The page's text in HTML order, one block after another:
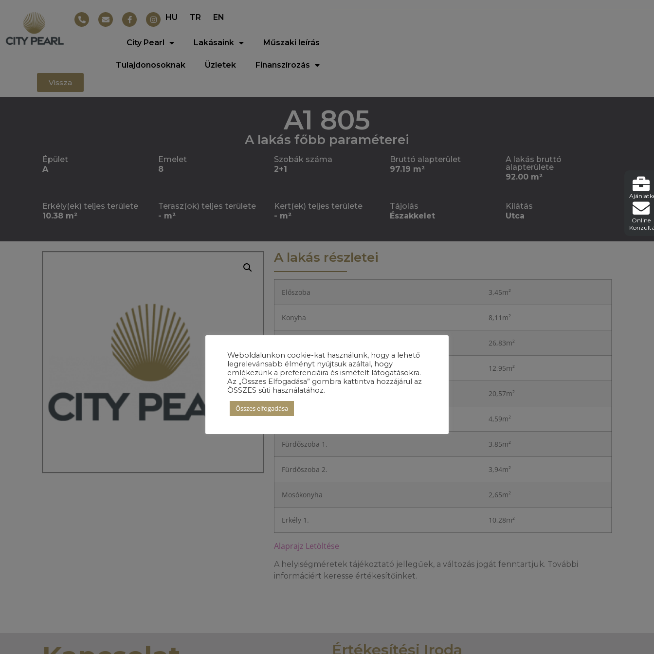
HU TR EN
City Pearl Lakásaink Műszaki leírás
Tulajdonosoknak Üzletek Finanszírozás
Online
Vissza
A1 805
A lakás főbb paraméterei
Épület
A
Emelet
8
Szobák száma
2+1
Bruttó alapterület
97.19 m²
A lakás bruttó
alapterülete
92.00 m²
Erkély(ek) teljes területe
10.38 m²
Terasz(ok) teljes területe
- m²
Kert(ek) teljes területe
- m²
Tájolás
Északkelet
Kilátás
Utca
A lakás részletei
Előszoba 3,45m²
Konyha 8,11m²
26,83m²
Hálószoba 1. 12,95m²
Hálószoba 2. 20,57m²
Közlekedő 4,59m²
Fürdőszoba 1. 3,85m²
Fürdőszoba 2. 3,94m²
Mosókonyha 2,65m²
Erkély 1. 10,28m²
Alaprajz Letöltése
A helyiségméretek tájékoztató jellegűek, a változás jogát fenntartjuk. További
informáciért keresse értékesítőinket.
Értékesítési Iroda
Weboldalunkon cookie-kat használunk, hogy a lehető
legrelevánsabb élményt nyújtsuk azáltal, hogy
emlékezünk a preferenciáira és ismételt látogatásokra.
Az „Összes Elfogadása” gombra kattintva hozzájárul az
ÖSSZES süti használatához.
Összes elfogadása